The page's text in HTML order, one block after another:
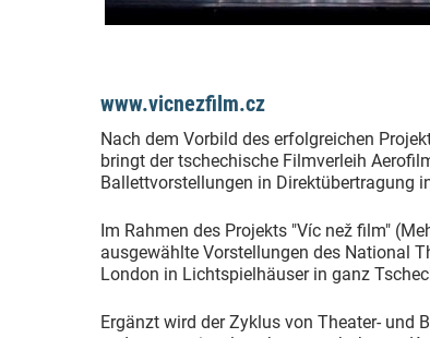
www.vicnezfilm.cz
Nach dem Vorbild des erfolgreichen
bringt der tschechische Filmverleih
Ballettvorstellungen in Direktübertragung
Im Rahmen des Projekts "Víc než film"
ausgewählte Vorstellungen des National
London in Lichtspielhäuser in ganz
Ergänzt wird der Zyklus von Theater- und